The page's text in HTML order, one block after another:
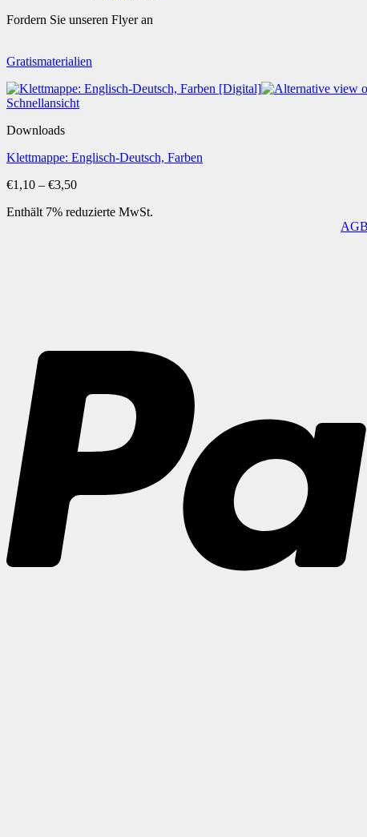
Fordern Sie unseren Flyer an
Gratismaterialien
Schnellansicht
Downloads
Klettmappe: Englisch-Deutsch, Farben
€1,10 – €3,50Preisspanne:
bis
Enthält 7% reduzierte MwSt.
AGB